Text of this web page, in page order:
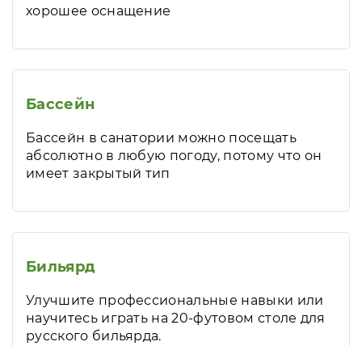
хорошее оснащение
Бассейн
Бассейн в санатории можно посещать
абсолютно в любую погоду, потому что он
имеет закрытый тип
Бильярд
Улучшите профессиональные навыки или
научитесь играть на 20-футовом столе для
русского бильярда.